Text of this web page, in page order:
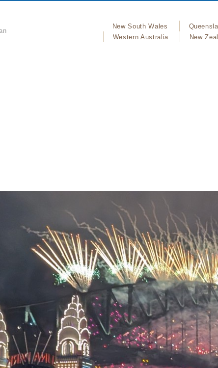
New South Wales
Western Australia
New